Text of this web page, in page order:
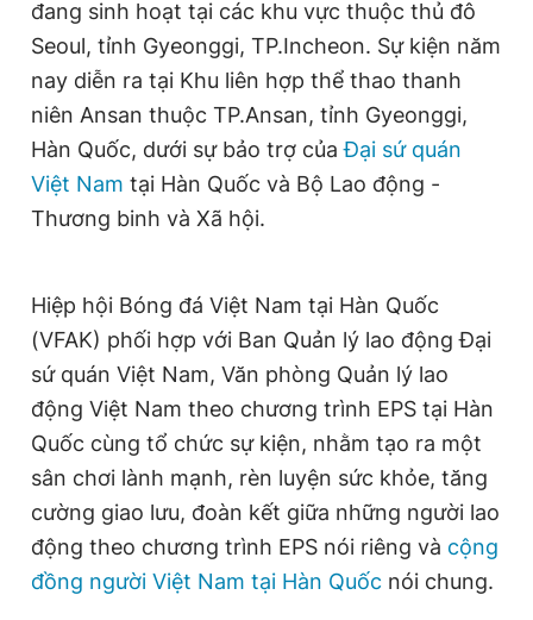
đang sinh hoạt tại các khu vực thuộc thủ đô
Seoul, tỉnh Gyeonggi, TP.Incheon. Sự kiện năm
nay diễn ra tại Khu liên hợp thể thao thanh
niên Ansan thuộc TP.Ansan, tỉnh Gyeonggi,
Hàn Quốc, dưới sự bảo trợ củaĐại sứ quán
Việt Nam tại Hàn Quốc và Bộ Lao động -
Thương binh và Xã hội.
Hiệp hội Bóng đá Việt Nam tại Hàn Quốc
(VFAK) phối hợp với Ban Quản lý lao động Đại
sứ quán Việt Nam, Văn phòng Quản lý lao
động Việt Nam theo chương trình EPS tại Hàn
Quốc cùng tổ chức sự kiện, nhằm tạo ra một
sân chơi lành mạnh, rèn luyện sức khỏe, tăng
cường giao lưu, đoàn kết giữa những người lao
động theo chương trình EPS nói riêng và cộng
đồng người Việt Nam tại Hàn Quốc nói chung.